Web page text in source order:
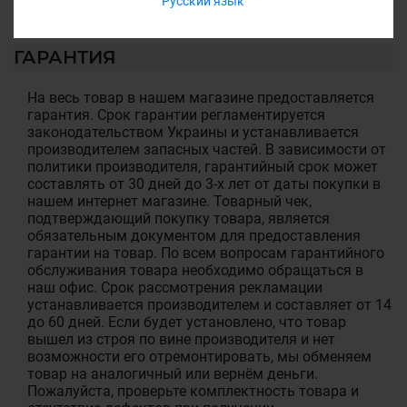
ГАРАНТИЯ
На весь товар в нашем магазине предоставляется
гарантия. Срок гарантии регламентируется
законодательством Украины и устанавливается
производителем запасных частей. В зависимости от
политики производителя, гарантийный срок может
составлять от 30 дней до 3-х лет от даты покупки в
нашем интернет магазине. Товарный чек,
подтверждающий покупку товара, является
обязательным документом для предоставления
гарантии на товар. По всем вопросам гарантийного
обслуживания товара необходимо обращаться в
наш офис. Срок рассмотрения рекламации
устанавливается производителем и составляет от 14
до 60 дней. Если будет установлено, что товар
вышел из строя по вине производителя и нет
возможности его отремонтировать, мы обменяем
товар на аналогичный или вернём деньги.
Пожалуйста, проверьте комплектность товара и